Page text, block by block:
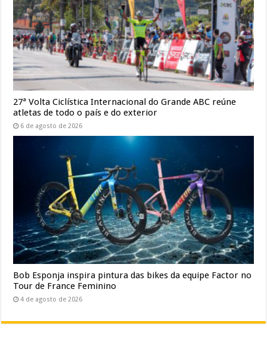
27ª Volta Ciclística Internacional do Grande ABC reúne
atletas de todo o país e do exterior
6 de agosto de 2026
Bob Esponja inspira pintura das bikes da equipe Factor no
Tour de France Feminino
4 de agosto de 2026